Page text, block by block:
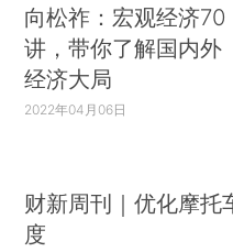
向松祚：宏观经济70
讲，带你了解国内外
经济大局
2022年04月06日
财新周刊｜优化摩托
度